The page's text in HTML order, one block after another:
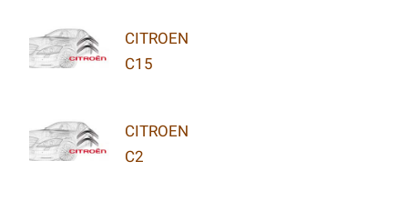
CITROEN
C15
CITROEN
C2